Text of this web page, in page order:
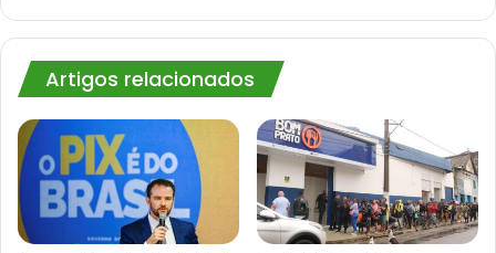
Artigos relacionados